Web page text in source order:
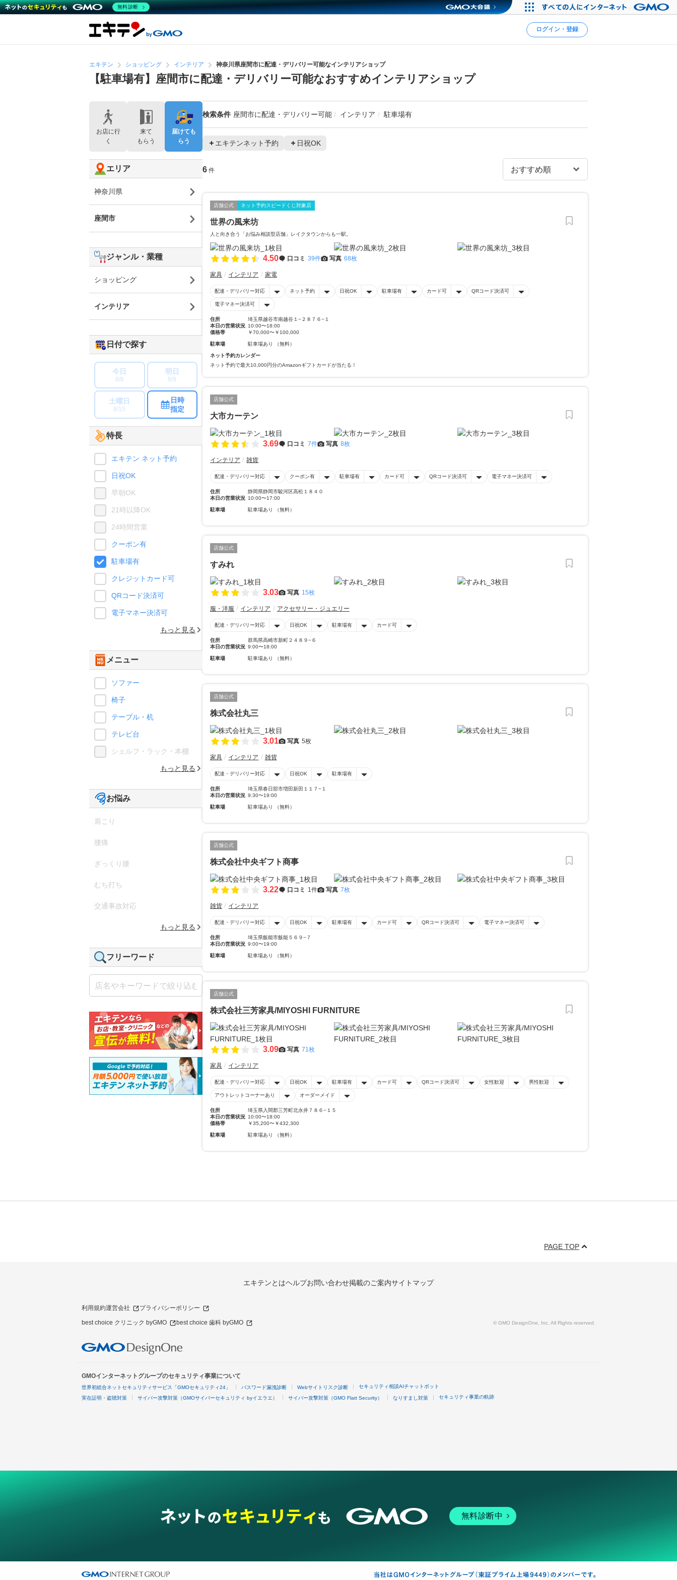
ログイン・登録
エキテン ショッピング インテリア 神奈川県座間市に配達・デリバリー可能なインテリアショップ
【駐車場有】座間市に配達・デリバリー可能なおすすめインテリアショップ
検索条件 座間市に配達・デリバリー可能 インテリア 駐車場有
エキテンネット予約 日祝OK
6 件
店舗公式 ネット予約スピードくじ対象店
世界の風来坊
人と向き合う「お悩み相談型店舗」レイクタウンからも一駅。
4.50 口コミ 39件 写真 68枚
家具 インテリア 家電
配達・デリバリー対応 ネット予約 日祝OK 駐車場有 カード可 QRコード決済可
電子マネー決済可
住所
埼玉県越谷市南越谷１−２８７６−１
本日の営業状況 10:00〜18:00
価格帯
￥70,000〜￥100,000
駐車場 駐車場あり （無料）
ネット予約カレンダー
ネット予約で最大10,000円分のAmazonギフトカードが当たる！
店舗公式
大市カーテン
3.69 口コミ 7件 写真 8枚
インテリア 雑貨
配達・デリバリー対応 クーポン有 駐車場有 カード可 QRコード決済可 電子マネー決済可
住所
静岡県静岡市駿河区高松１８４０
本日の営業状況 10:00〜17:00
駐車場 駐車場あり （無料）
店舗公式
すみれ
3.03 写真 15枚
服・洋服 インテリア アクセサリー・ジュエリー
配達・デリバリー対応 日祝OK 駐車場有 カード可
住所
群馬県高崎市新町２４８９−６
本日の営業状況 9:00〜18:00
駐車場 駐車場あり （無料）
店舗公式
株式会社丸三
3.01 写真 5枚
家具 インテリア 雑貨
配達・デリバリー対応 日祝OK 駐車場有
住所
埼玉県春日部市増田新田１１７−１
本日の営業状況 9:30〜19:00
駐車場 駐車場あり （無料）
店舗公式
株式会社中央ギフト商事
3.22 口コミ 1件 写真 7枚
雑貨 インテリア
配達・デリバリー対応 日祝OK 駐車場有 カード可 QRコード決済可 電子マネー決済可
住所
埼玉県飯能市飯能５６９−７
本日の営業状況 9:00〜19:00
駐車場 駐車場あり （無料）
店舗公式
株式会社三芳家具/MIYOSHI FURNITURE
3.09 写真 71枚
家具 インテリア
配達・デリバリー対応 日祝OK 駐車場有 カード可 QRコード決済可 女性歓迎 男性歓迎
アウトレットコーナーあり オーダーメイド
住所
埼玉県入間郡三芳町北永井７８６−１５
本日の営業状況 10:00〜18:00
価格帯
￥35,200〜￥432,300
駐車場 駐車場あり （無料）
お店に行
く
来て
もらう
届けても
らう
エリア
神奈川県
座間市
ジャンル・業種
ショッピング
インテリア
日付で探す
今日
8/8
明日
8/9
土曜日
8/15
日時
指定
特長
エキテン ネット予約
日祝OK
早朝OK
21時以降OK
24時間営業
クーポン有
駐車場有
クレジットカード可
QRコード決済可
電子マネー決済可
もっと見る
メニュー
ソファー
椅子
テーブル・机
テレビ台
シェルフ・ラック・本棚
もっと見る
お悩み
肩こり
腰痛
ぎっくり腰
むち打ち
交通事故対応
もっと見る
フリーワード
PAGE TOP
エキテンとはヘルプお問い合わせ掲載のご案内サイトマップ
利用規約運営会社 プライバシーポリシー
best choice クリニック byGMO best choice 歯科 byGMO © GMO DesignOne, Inc. All Rights reserved.
GMOインターネットグループのセキュリティ事業について
世界初総合ネットセキュリティサービス「GMOセキュリティ24」 パスワード漏洩診断 Webサイトリスク診断 セキュリティ相談AIチャットボット
実在証明・盗聴対策 サイバー攻撃対策（GMOサイバーセキュリティ byイエラエ） サイバー攻撃対策（GMO Flatt Security） なりすまし対策 セキュリティ事業の軌跡
無料診断中
無料診断